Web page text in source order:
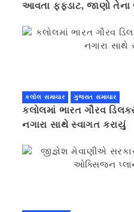
આવતા ફફડાટ, જાણો તેના
કલોલ સમાચાર ગુજરાત સમાચાર
કલોલમાં ભારત ગૌરવ
નગારા સાથે સ્વાગત કરાયું